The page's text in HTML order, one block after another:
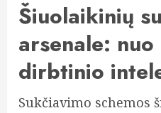
Šiuolaikinių
arsenale:
dirbtinio
Sukčiavimo schemos